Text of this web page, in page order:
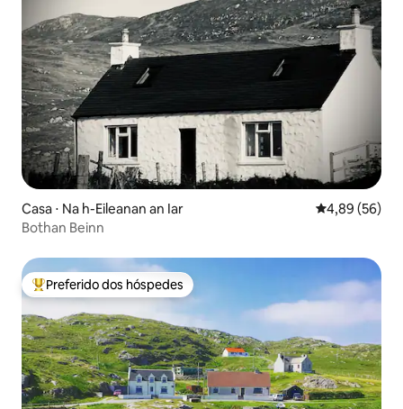
Casa ⋅ Na h-Eileanan an Iar 4,89 de uma
4,89 (56)
Bothan Beinn
Entre os melhores preferidos dos hóspedes
Preferido dos hóspedes